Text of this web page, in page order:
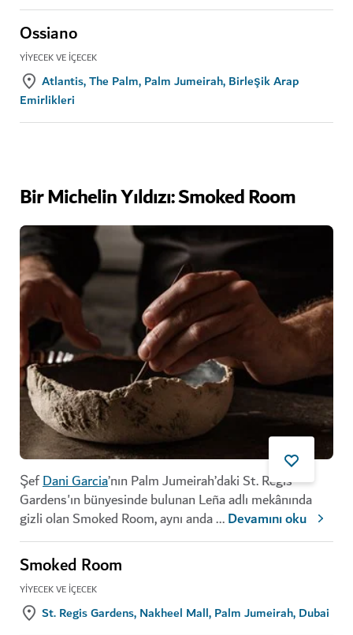
Ossiano
YIYECEK VE İÇECEK
Atlantis, The Palm, Palm Jumeirah, Birleşik Arap
Emirlikleri
Bir Michelin Yıldızı: Smoked Room
ŞefDani Garcia’nın Palm Jumeirah’daki St. Regis
Gardens'ın bünyesinde bulunan Leña adlı mekânında
gizli olan Smoked Room, aynı anda...Devamını oku
Smoked Room
YIYECEK VE İÇECEK
St. Regis Gardens, Nakheel Mall, Palm Jumeirah, Dubai